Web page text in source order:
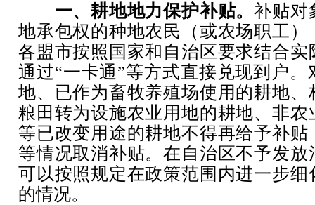
一、耕地地力保护补贴。补贴对
地承包权的种地农民（或农场职工）
各盟市按照国家和自治区要求结合实
通过“一卡通”等方式直接兑现到户
地、已作为畜牧养殖场使用的耕地、
粮田转为设施农业用地的耕地、非农
等已改变用途的耕地不得再给予补
等情况取消补贴。在自治区不予发
可以按照规定在政策范围内进一步细
的情况。